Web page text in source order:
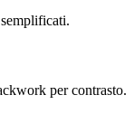
per contrasto.